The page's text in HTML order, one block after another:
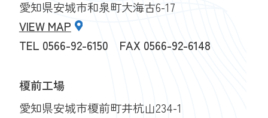
愛知県安城市和泉町大海古6-17
VIEW MAP
TEL 0566-92-6150 FAX 0566-92-6148
榎前工場
愛知県安城市榎前町井杭山234-1